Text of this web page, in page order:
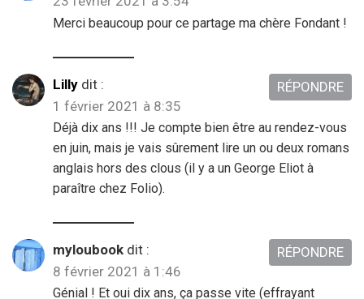
Merci beaucoup pour ce partage ma chère Fondant !
Lilly dit :
1 février 2021 à 8:35
Déjà dix ans !!! Je compte bien être au rendez-vous
en juin, mais je vais sûrement lire un ou deux romans
anglais hors des clous (il y a un George Eliot à
paraître chez Folio).
RÉPONDRE
myloubook dit :
8 février 2021 à 1:46
Génial ! Et oui dix ans, ça passe vite (effrayant
RÉPONDRE